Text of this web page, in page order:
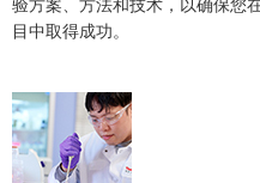
验方案、方法和技术，以确保您
目中取得成功。